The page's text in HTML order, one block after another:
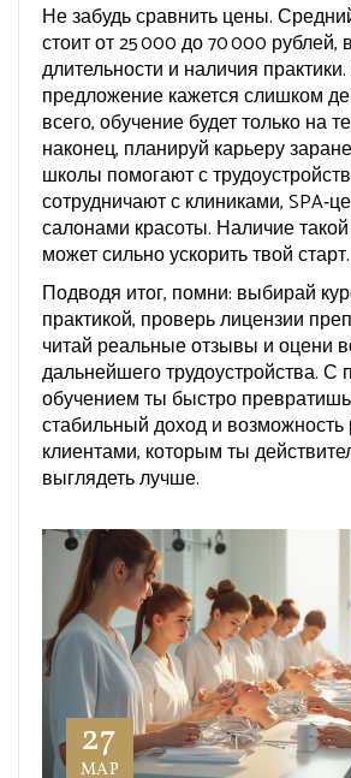
Не забудь сравнить цены.
стоит от 25 000 до 70 000 рублей,
длительности и наличия
предложение кажется слишком
всего, обучение будет только на
наконец, планируй карьеру
школы помогают с
сотрудничают с клиниками,
салонами красоты. Наличие
может сильно ускорить твой старт.
Подводя итог, помни: выбирай
практикой, проверь лицензии
читай реальные отзывы и оцени
дальнейшего трудоустройства.
обучением ты быстро
стабильный доход и возможность
клиентами, которым ты
выглядеть лучше.
27
МАР